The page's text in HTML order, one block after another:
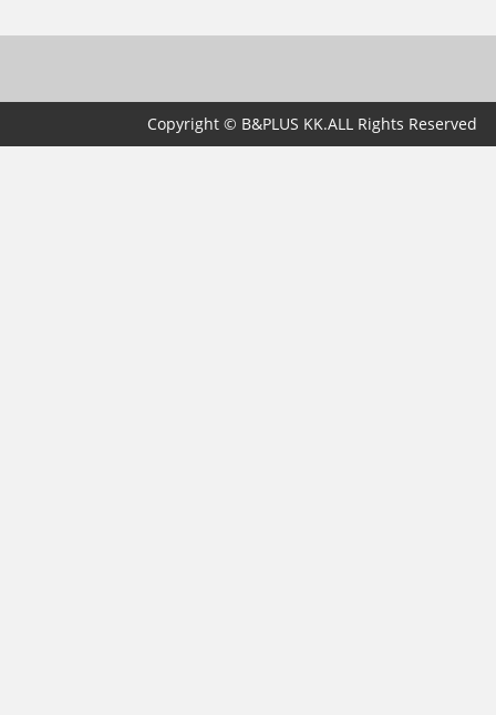
Copyright © B&PLUS KK.ALL Rights Reserved